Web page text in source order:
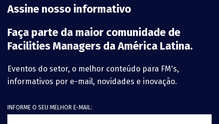
Assine nosso informativo
Faça parte da maior comunidade de
Facilities Managers da América Latina.
Eventos do setor, o melhor conteúdo para FM's,
informativos por e-mail, novidades e inovação.
INFORME O SEU MELHOR E-MAIL: